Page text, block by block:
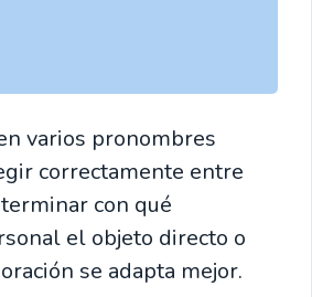
varios pronombres
correctamente entre
con qué
el objeto directo o
se adapta mejor.